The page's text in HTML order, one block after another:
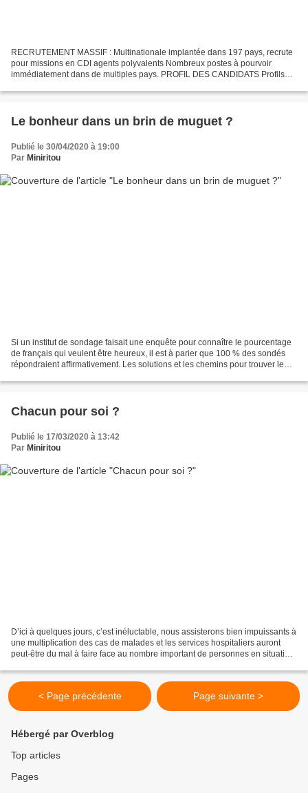
RECRUTEMENT MASSIF : Multinationale implantée dans 197 pays, recrute
pour missions en CDI agents polyvalents Nombreux postes à pourvoir
immédiatement dans de multiples pays. PROFIL DES CANDIDATS Profils
Le bonheur dans un brin de muguet ?
Publié le 30/04/2020 à 19:00
Par Miniritou
Si un institut de sondage faisait une enquête pour connaître le pourcentage
de français qui veulent être heureux, il est à parier que 100 % des sondés
répondraient affirmativement. Les solutions et les chemins pour trouver le
Chacun pour soi ?
Publié le 17/03/2020 à 13:42
Par Miniritou
D’ici à quelques jours, c’est inéluctable, nous assisterons bien impuissants à
une multiplication des cas de malades et les services hospitaliers auront
peut-être du mal à faire face au nombre important de personnes en situation
< Page précédente Page suivante >
Hébergé par Overblog
Top articles
Pages